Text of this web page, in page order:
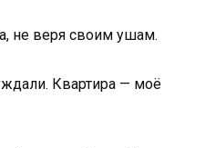
не веря своим ушам.
Квартира — моё